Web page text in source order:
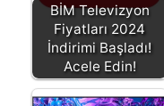
BİM Televizyon
Fiyatları 2024
İndirimi Başladı!
Acele Edin!